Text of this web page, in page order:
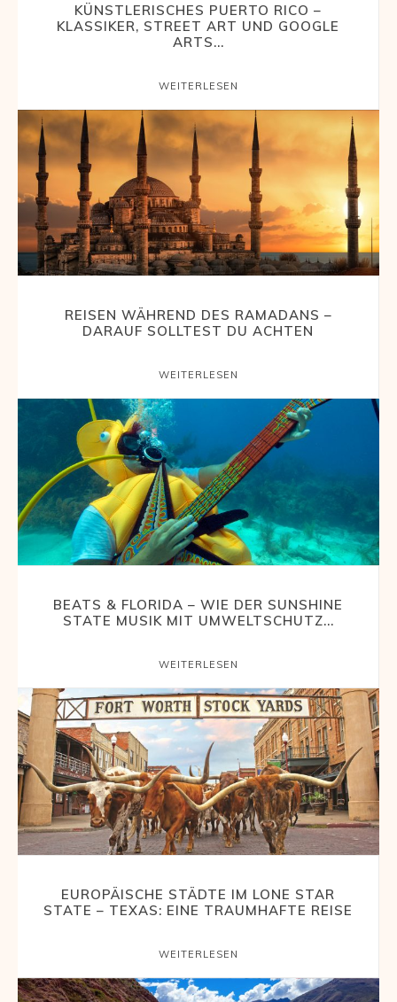
KÜNSTLERISCHES PUERTO RICO –
KLASSIKER, STREET ART UND GOOGLE
ARTS...
WEITERLESEN
REISEN WÄHREND DES RAMADANS –
DARAUF SOLLTEST DU ACHTEN
WEITERLESEN
BEATS & FLORIDA – WIE DER SUNSHINE
STATE MUSIK MIT UMWELTSCHUTZ...
WEITERLESEN
EUROPÄISCHE STÄDTE IM LONE STAR
STATE – TEXAS: EINE TRAUMHAFTE REISE
WEITERLESEN